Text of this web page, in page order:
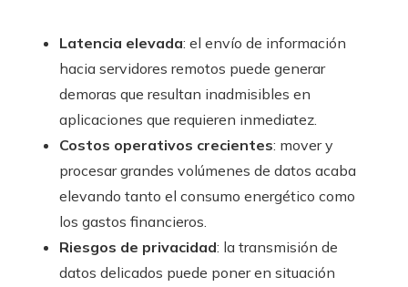
Latencia elevada: el envío de información
hacia servidores remotos puede generar
demoras que resultan inadmisibles en
aplicaciones que requieren inmediatez.
Costos operativos crecientes: mover y
procesar grandes volúmenes de datos acaba
elevando tanto el consumo energético como
los gastos financieros.
Riesgos de privacidad: la transmisión de
datos delicados puede poner en situación